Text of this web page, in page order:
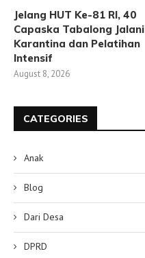
Jelang HUT Ke-81 RI, 40
Capaska Tabalong Jalani
Karantina dan Pelatihan
Intensif
August 8, 2026
CATEGORIES
Anak
Blog
Dari Desa
DPRD